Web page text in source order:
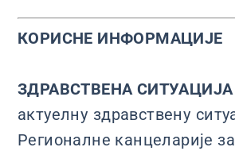
КОРИСНЕ ИНФОРМАЦИЈЕ
ЗДРАВСТВЕНА СИТУАЦИЈА
актуелну здравствену
Регионалне канцеларије